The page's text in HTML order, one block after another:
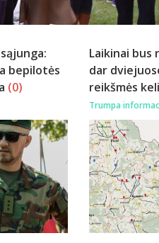
bepilotės
(0)
Laikinai bus
dar
reikšmės
Trumpa